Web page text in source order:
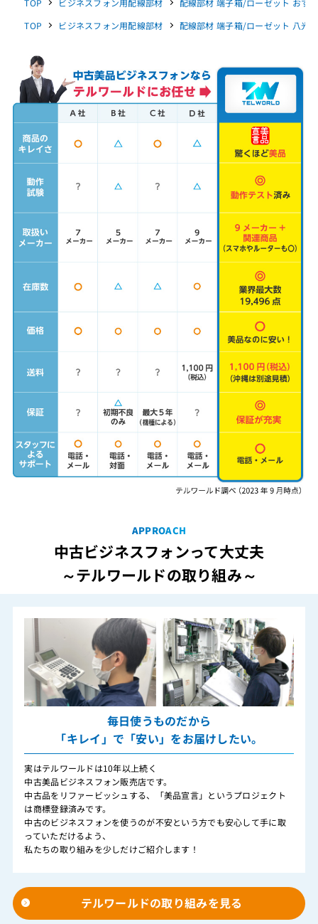
TOP ビジネスフォン用配線部材
配線部材 端子箱/ローゼット おす
TOP
ビジネスフォン用配線部材 配線部材 端子箱/ローゼット 八光
APPROACH
中古ビジネスフォンって大丈夫
～テルワールドの取り組み～
毎日使うものだから
「キレイ」で「安い」をお届けしたい。
実はテルワールドは10年以上続く
中古美品ビジネスフォン販売店です。
中古品をリファービッシュする、「美品宣言」というプロジェクト
は商標登録済みです。
中古のビジネスフォンを使うのが不安という方でも安心して手に取
っていただけるよう、
私たちの取り組みを少しだけご紹介します！
テルワールドの取り組みを見る